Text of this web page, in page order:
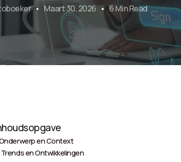
Maart 30, 2026 6 Min Read
en Context
Trends en Ontwikkelingen